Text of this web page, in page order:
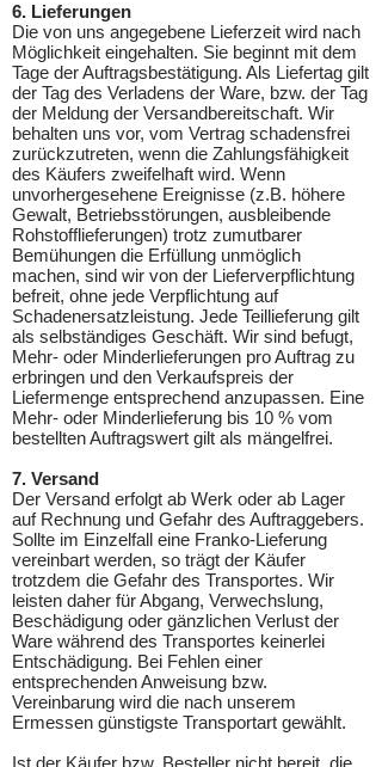
6. Lieferungen
Die von uns angegebene Lieferzeit wird nach
Möglichkeit eingehalten. Sie beginnt mit dem
Tage der Auftragsbestätigung. Als Liefertag gilt
der Tag des Verladens der Ware, bzw. der Tag
der Meldung der Versandbereitschaft. Wir
behalten uns vor, vom Vertrag schadensfrei
zurückzutreten, wenn die Zahlungsfähigkeit
des Käufers zweifelhaft wird. Wenn
unvorhergesehene Ereignisse (z.B. höhere
Gewalt, Betriebsstörungen, ausbleibende
Rohstofflieferungen) trotz zumutbarer
Bemühungen die Erfüllung unmöglich
machen, sind wir von der Lieferverpflichtung
befreit, ohne jede Verpflichtung auf
Schadenersatzleistung. Jede Teillieferung gilt
als selbständiges Geschäft. Wir sind befugt,
Mehr- oder Minderlieferungen pro Auftrag zu
erbringen und den Verkaufspreis der
Liefermenge entsprechend anzupassen. Eine
Mehr- oder Minderlieferung bis 10 % vom
bestellten Auftragswert gilt als mängelfrei.
7. Versand
Der Versand erfolgt ab Werk oder ab Lager
auf Rechnung und Gefahr des Auftraggebers.
Sollte im Einzelfall eine Franko-Lieferung
vereinbart werden, so trägt der Käufer
trotzdem die Gefahr des Transportes. Wir
leisten daher für Abgang, Verwechslung,
Beschädigung oder gänzlichen Verlust der
Ware während des Transportes keinerlei
Entschädigung. Bei Fehlen einer
entsprechenden Anweisung bzw.
Vereinbarung wird die nach unserem
Ermessen günstigste Transportart gewählt.
Ist der Käufer bzw. Besteller nicht bereit, die